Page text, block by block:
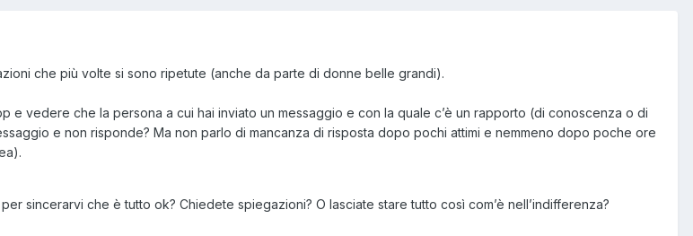
che più volte si sono ripetute (anche da parte di donne belle grandi).
e vedere che la persona a cui hai inviato un messaggio e con la quale c’è un rapporto (di conoscenza o di
e non risponde? Ma non parlo di mancanza di risposta dopo pochi attimi e nemmeno dopo poche ore
sincerarvi che è tutto ok? Chiedete spiegazioni? O lasciate stare tutto così com’è nell’indifferenza?